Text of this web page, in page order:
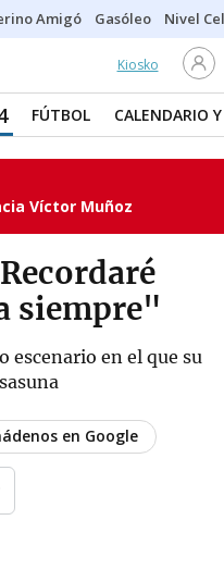
Amigó Gasóleo Nivel
Kiosko
FÚTBOL CALENDARIO
Víctor Muñoz
siempre"
escenario en el que su
en Google